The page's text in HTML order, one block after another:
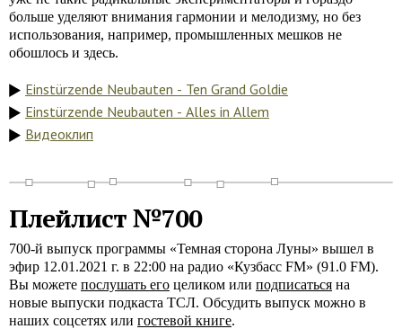
больше уделяют внимания гармонии и мелодизму, но без
использования, например, промышленных мешков не
обошлось и здесь.
Einstürzende Neubauten - Ten Grand Goldie
Einstürzende Neubauten - Alles in Allem
Видеоклип
Плейлист №700
700-й выпуск программы «Темная сторона Луны» вышел в
эфир 12.01.2021 г. в 22:00 на радио «Кузбасс FM» (91.0 FM).
Вы можете послушать его целиком или подписаться на
новые выпуски подкаста ТСЛ. Обсудить выпуск можно в
наших соцсетях или гостевой книге.